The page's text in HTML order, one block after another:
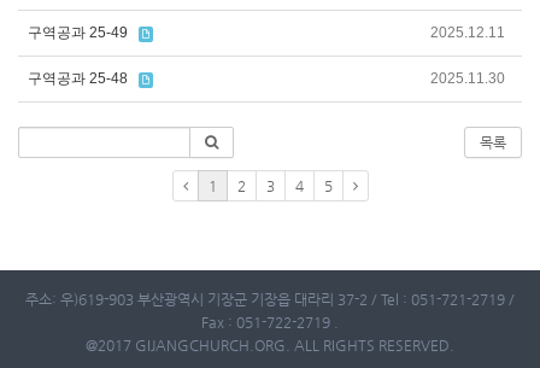
구역공과 25-49 2025.12.11
구역공과 25-48 2025.11.30
목록
1 2 3 4 5
주소: 우)619-903 부산광역시 기장군 기장읍 대라리 37-2 / Tel : 051-721-2719 /
Fax : 051-722-2719 .
@2017 GIJANGCHURCH.ORG. ALL RIGHTS RESERVED.